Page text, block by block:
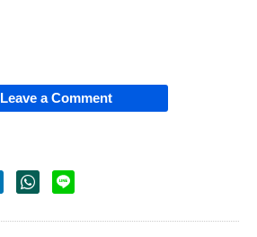
Leave a Comment